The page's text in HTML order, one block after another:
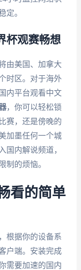
定。
杯观赛畅想
由美国、加拿大
时区。对于海外
内平台观看中文
，你可以轻松锁
赛，还是傍晚的
加墨任何一个城
国内解说频道，
制的烦恼。
看的简单
根据你的设备系
户端。安装完成
需要加速的国内